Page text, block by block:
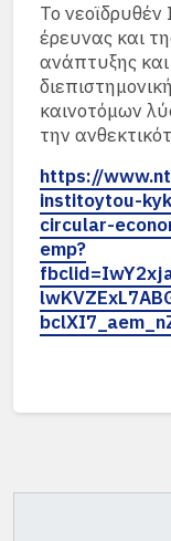
Το
έρευνας και
ανάπτυξης και
καινοτόμων
την
https://
institoytou-
circular-
emp?